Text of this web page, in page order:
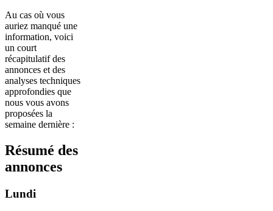
Au cas où vous
auriez manqué une
information, voici
un court
récapitulatif des
annonces et des
analyses techniques
approfondies que
nous vous avons
proposées la
semaine dernière :
Résumé des
annonces
Lundi